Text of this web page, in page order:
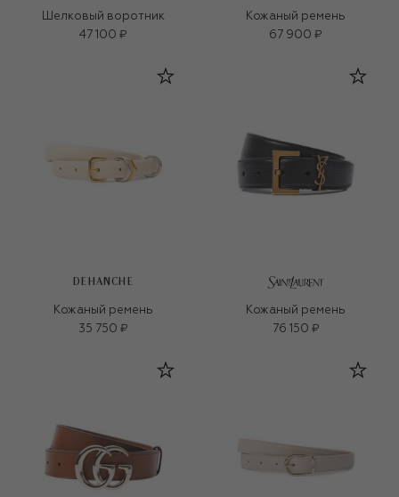
Шелковый воротник
47 100 ₽
Кожаный ремень
67 900 ₽
DEHANCHE
Кожаный ремень
35 750 ₽
Кожаный ремень
76 150 ₽